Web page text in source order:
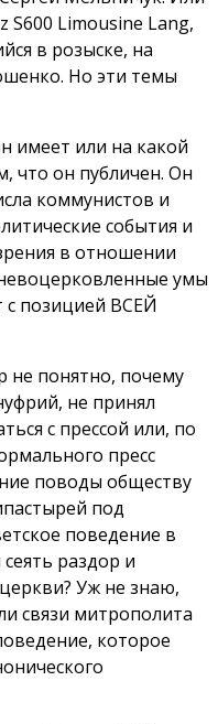
Limousine Lang,
в розыске, на
Но эти темы
имеет или на какой
что он публичен. Он
коммунистов и
события и
в отношении
умы
с позицией ВСЕЙ
не понятно, почему
не принял
с прессой или, по
пресс
поводы обществу
под
поведение в
раздор и
Уж не знаю,
связи митрополита
которое